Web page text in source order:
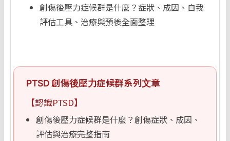
創傷後壓力症候群是什麼？症狀、成因、自我
評估工具、治療與預後全面整理
PTSD 創傷後壓力症候群系列文章
【認識PTSD】
創傷後壓力症候群是什麼？創傷症狀、成因、
評估與治療完整指南